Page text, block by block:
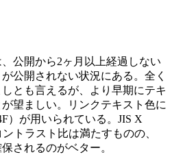
公開から2ヶ月以上経過しない
公開されない状況にある。全く
とも言えるが、より早期にテキ
望ましい。リンクテキスト色に
）が用いられている。JIS X
トラスト比は満たすものの、
されるのがベター。